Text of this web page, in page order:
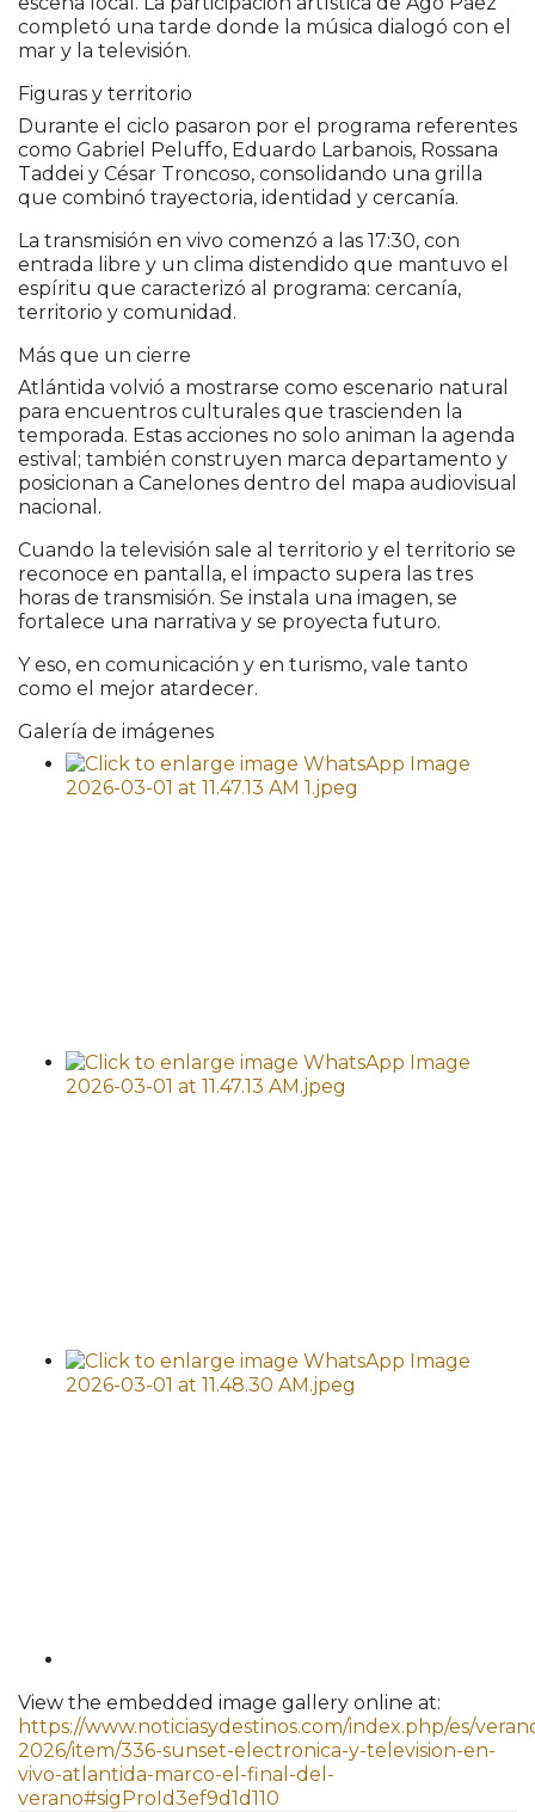
completó una tarde donde la música dialogó con el
mar y la televisión.
Figuras y territorio
Durante el ciclo pasaron por el programa referentes
como Gabriel Peluffo, Eduardo Larbanois, Rossana
Taddei y César Troncoso, consolidando una grilla
que combinó trayectoria, identidad y cercanía.
La transmisión en vivo comenzó a las 17:30, con
entrada libre y un clima distendido que mantuvo el
espíritu que caracterizó al programa: cercanía,
territorio y comunidad.
Más que un cierre
Atlántida volvió a mostrarse como escenario natural
para encuentros culturales que trascienden la
temporada. Estas acciones no solo animan la agenda
estival; también construyen marca departamento y
posicionan a Canelones dentro del mapa audiovisual
nacional.
Cuando la televisión sale al territorio y el territorio se
reconoce en pantalla, el impacto supera las tres
horas de transmisión. Se instala una imagen, se
fortalece una narrativa y se proyecta futuro.
Y eso, en comunicación y en turismo, vale tanto
como el mejor atardecer.
Galería de imágenes
View the embedded image gallery online at:
https://www.noticiasydestinos.com/index.php/es/
2026/item/336-sunset-electronica-y-television-en-
vivo-atlantida-marco-el-final-del-
verano#sigProId3ef9d1d110